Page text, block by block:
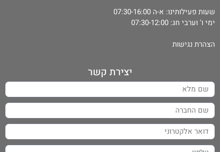
שעות פעילותינו: א-ה 07:30-16:00
ימי ו' וערבי חג: 07:30-12:00
הצהרת נגישות
יצירת קשר